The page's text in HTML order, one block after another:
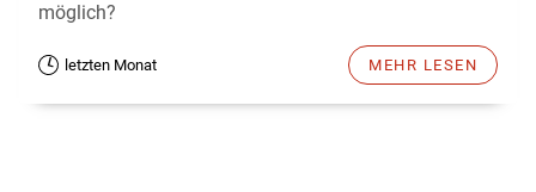
möglich?
letzten Monat MEHR LESEN